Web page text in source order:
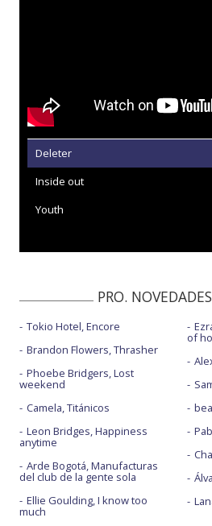
Deleter
Inside out
Youth
PRO.
Tokio Hotel, Encore
Brandon Flowers, Thrasher
Phoebe Bridgers, Lost
weekend
Camela, Titánicos
Leon Bridges, Happiness
anytime
Arde Bogotá, Manufacturas
del club de la gente sola
Ellie Goulding, I know too
much
of